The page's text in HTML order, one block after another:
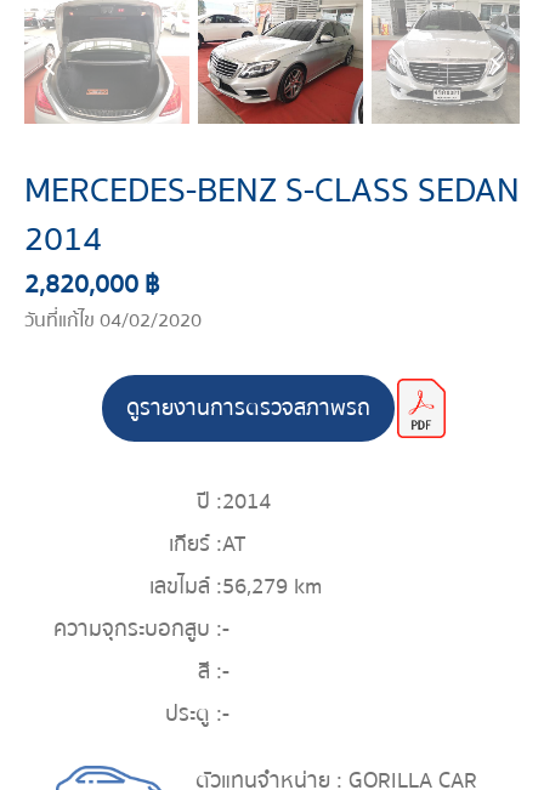
MERCEDES-BENZ S-CLASS SEDAN
2014
2,820,000 ฿
วันที่แก้ไข 04/02/2020
ดูรายงานการตรวจสภาพรถ
ปี :2014
เกียร์ :AT
เลขไมล์ :56,279 km
ความจุกระบอกสูบ :-
สี :-
ประตู :-
ตัวแทนจำหน่าย : GORILLA CAR